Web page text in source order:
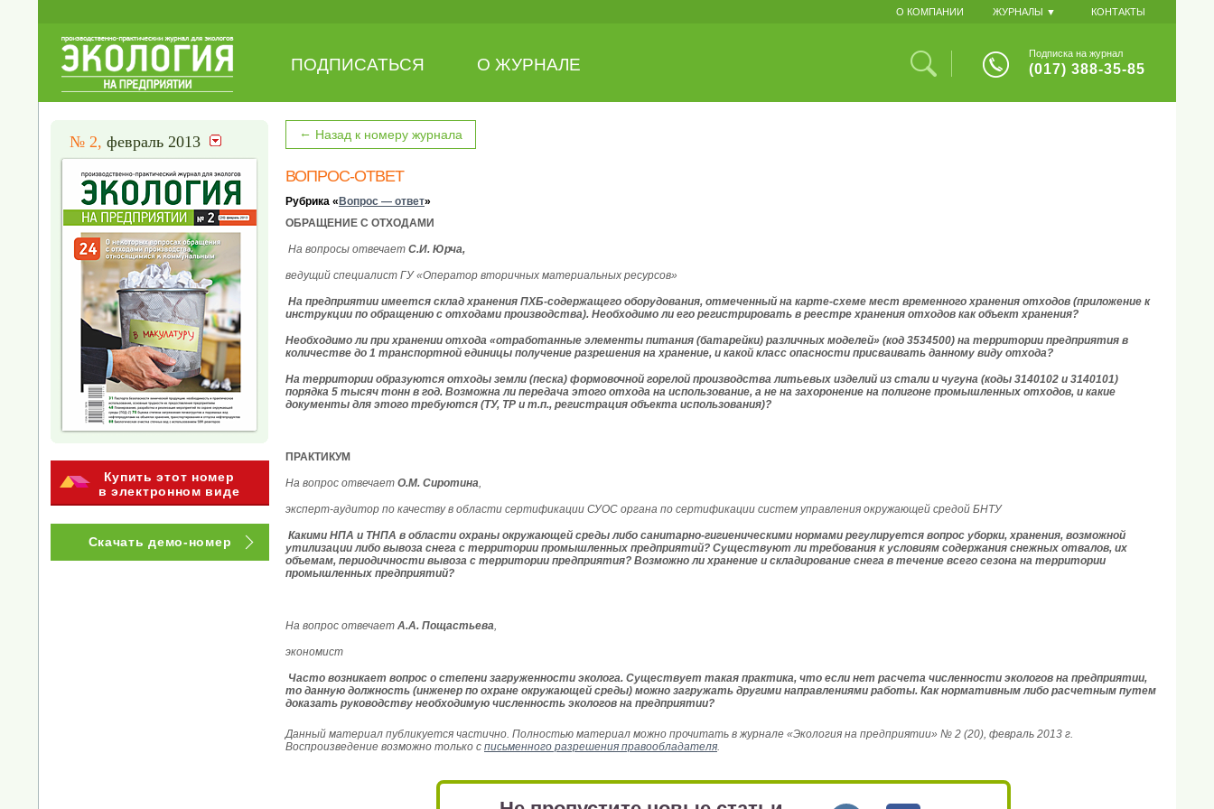
О КОМПАНИИ ЖУРНАЛЫ ▼ КОНТАКТЫ
ПОДПИСАТЬСЯ О ЖУРНАЛЕ
Подписка на журнал
(017) 388-35-85
№ 2, февраль 2013
Купить этот номер
в электронном виде
Скачать демо-номер
← Назад к номеру журнала
ВОПРОС-ОТВЕТ
Рубрика « Вопрос — ответ»
ОБРАЩЕНИЕ С ОТХОДАМИ
На вопросы отвечает С.И. Юрча,
ведущий специалист ГУ «Оператор вторичных материальных ресурсов»
На предприятии имеется склад хранения ПХБ-содержащего оборудования, отмеченный на карте-схеме мест временного хранения отходов (приложение к
инструкции по обращению с отходами производства). Необходимо ли его регистрировать в реестре хранения отходов как объект хранения?
Необходимо ли при хранении отхода «отработанные элементы питания (батарейки) различных моделей» (код 3534500) на территории предприятия в
количестве до 1 транспортной единицы получение разрешения на хранение, и какой класс опасности присваивать данному виду отхода?
На территории образуются отходы земли (песка) формовочной горелой производства литьевых изделий из стали и чугуна (коды 3140102 и 3140101)
порядка 5 тысяч тонн в год. Возможна ли передача этого отхода на использование, а не на захоронение на полигоне промышленных отходов, и какие
документы для этого требуются (ТУ, ТР и т.п., регистрация объекта использования)?
ПРАКТИКУМ
На вопрос отвечает О.М. Сиротина,
эксперт-аудитор по качеству в области сертификации СУОС органа по сертификации систем управления окружающей средой БНТУ
Какими НПА и ТНПА в области охраны окружающей среды либо санитарно-гигиеническими нормами регулируется вопрос уборки, хранения, возможной
утилизации либо вывоза снега с территории промышленных предприятий? Существуют ли требования к условиям содержания снежных отвалов, их
объемам, периодичности вывоза с территории предприятия? Возможно ли хранение и складирование снега в течение всего сезона на территории
промышленных предприятий?
На вопрос отвечает А.А. Пощастьева,
экономист
Часто возникает вопрос о степени загруженности эколога. Существует такая практика, что если нет расчета численности экологов на предприятии,
то данную должность (инженер по охране окружающей среды) можно загружать другими направлениями работы. Как нормативным либо расчетным путем
доказать руководству необходимую численность экологов на предприятии?
Данный материал публикуется частично. Полностью материал можно прочитать в журнале «Экология на предприятии» № 2 (20), февраль 2013 г.
Воспроизведение возможно только с письменного разрешения правообладателя.